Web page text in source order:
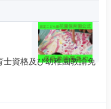
資格及び幼稚園教諭免